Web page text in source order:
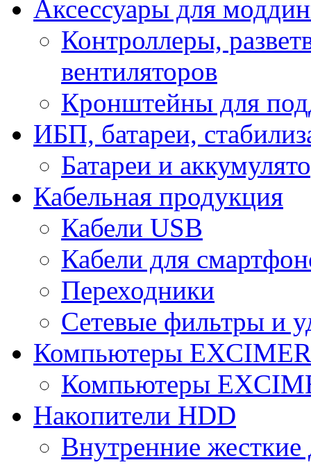
Аксессуары для
Контроллеры,
вентиляторов
Кронштейны для
ИБП, батареи,
Батареи и
Кабельная продукция
Кабели USB
Кабели для
Переходники
Сетевые фильтры и
Компьютеры
Компьютеры
Накопители HDD
Внутренние